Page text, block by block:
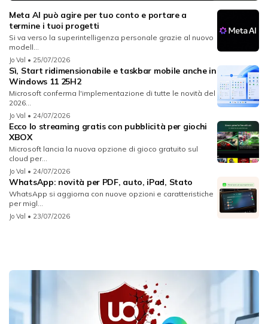
Meta AI può agire per tuo conto e portare a
termine i tuoi progetti
Si va verso la superintelligenza personale grazie al nuovo
modell...
Jo Val • 25/07/2026
Sì, Start ridimensionabile e taskbar mobile anche in
Windows 11 25H2
Microsoft conferma l'implementazione di tutte le novità del
2026...
Jo Val • 24/07/2026
Ecco lo streaming gratis con pubblicità per giochi
XBOX
Microsoft lancia la nuova opzione di gioco gratuito sul
cloud per...
Jo Val • 24/07/2026
WhatsApp: novità per PDF, auto, iPad, Stato
WhatsApp si aggiorna con nuove opzioni e caratteristiche
per migl...
Jo Val • 23/07/2026